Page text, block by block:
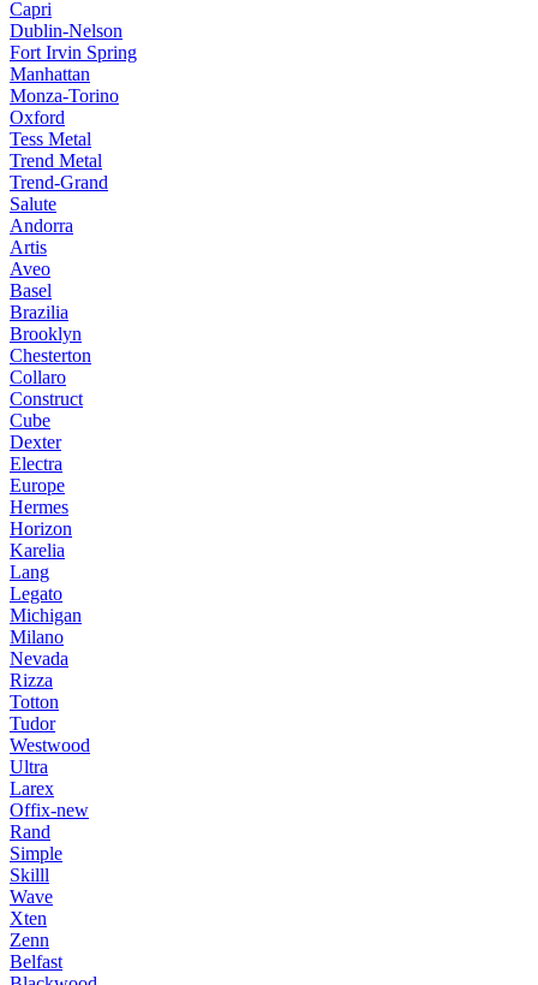
Capri
Dublin-Nelson
Fort Irvin Spring
Manhattan
Monza-Torino
Oxford
Tess Metal
Trend Metal
Trend-Grand
Salute
Andorra
Artis
Aveo
Basel
Brazilia
Brooklyn
Chesterton
Collaro
Construct
Cube
Dexter
Electra
Europe
Hermes
Horizon
Karelia
Lang
Legato
Michigan
Milano
Nevada
Rizza
Totton
Tudor
Westwood
Ultra
Larex
Offix-new
Rand
Simple
Skilll
Wave
Xten
Zenn
Belfast